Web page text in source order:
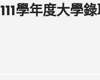
111學年度大學